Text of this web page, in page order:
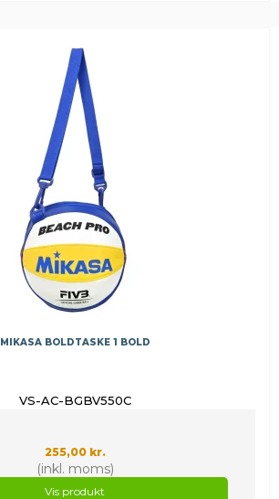
MIKASA BOLDTASKE 1 BOLD
VS-AC-BGBV550C
255,00 kr.
(inkl. moms)
Vis produkt